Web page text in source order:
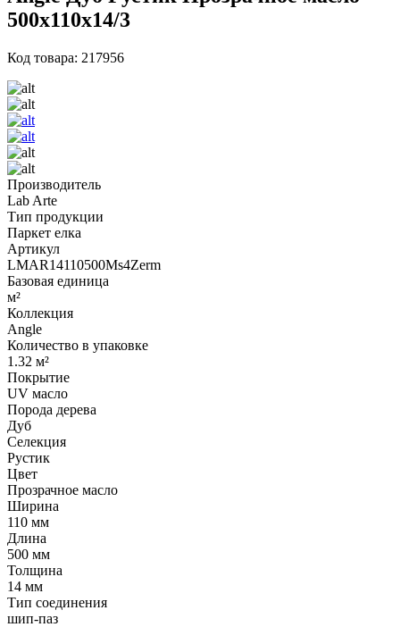
500х110х14/3
Код товара: 217956
Производитель
Lab Arte
Тип продукции
Паркет елка
Артикул
LMAR14110500Ms4Zerm
Базовая единица
м²
Коллекция
Angle
Количество в упаковке
1.32 м²
Покрытие
UV масло
Порода дерева
Дуб
Селекция
Рустик
Цвет
Прозрачное масло
Ширина
110 мм
Длина
500 мм
Толщина
14 мм
Тип соединения
шип-паз